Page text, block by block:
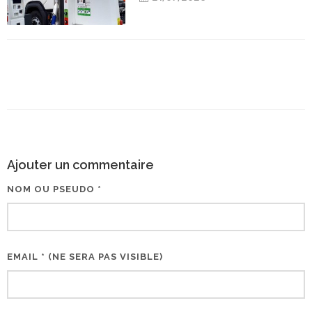
Ajouter un commentaire
NOM OU PSEUDO *
EMAIL * (NE SERA PAS VISIBLE)